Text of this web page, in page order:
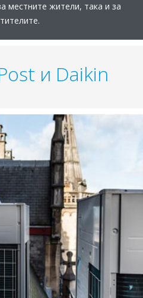
местните жители, така и за
и Daikin